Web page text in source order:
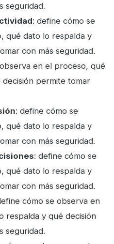
seguridad.
: define cómo se
qué dato lo respalda y
con más seguridad.
en el proceso, qué
permite tomar
: define cómo se
qué dato lo respalda y
con más seguridad.
: define cómo se
qué dato lo respalda y
con más seguridad.
cómo se observa en
respalda y qué decisión
seguridad.